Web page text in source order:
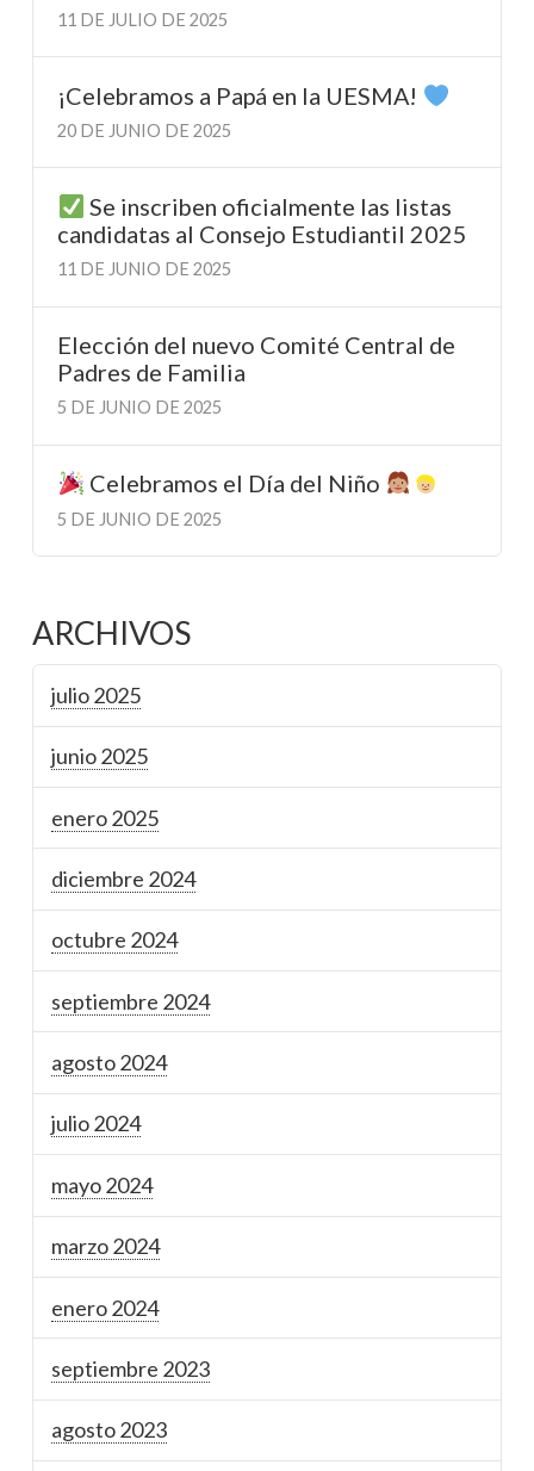
11 DE JULIO DE 2025
¡Celebramos a Papá en la UESMA!
20 DE JUNIO DE 2025
Se inscriben oficialmente las listas
candidatas al Consejo Estudiantil 2025
11 DE JUNIO DE 2025
Elección del nuevo Comité Central de
Padres de Familia
5 DE JUNIO DE 2025
Celebramos el Día del Niño
5 DE JUNIO DE 2025
ARCHIVOS
julio 2025
junio 2025
enero 2025
diciembre 2024
octubre 2024
septiembre 2024
agosto 2024
julio 2024
mayo 2024
marzo 2024
enero 2024
septiembre 2023
agosto 2023